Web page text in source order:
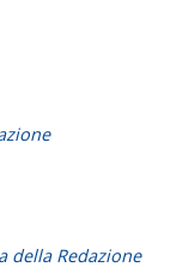
della Redazione